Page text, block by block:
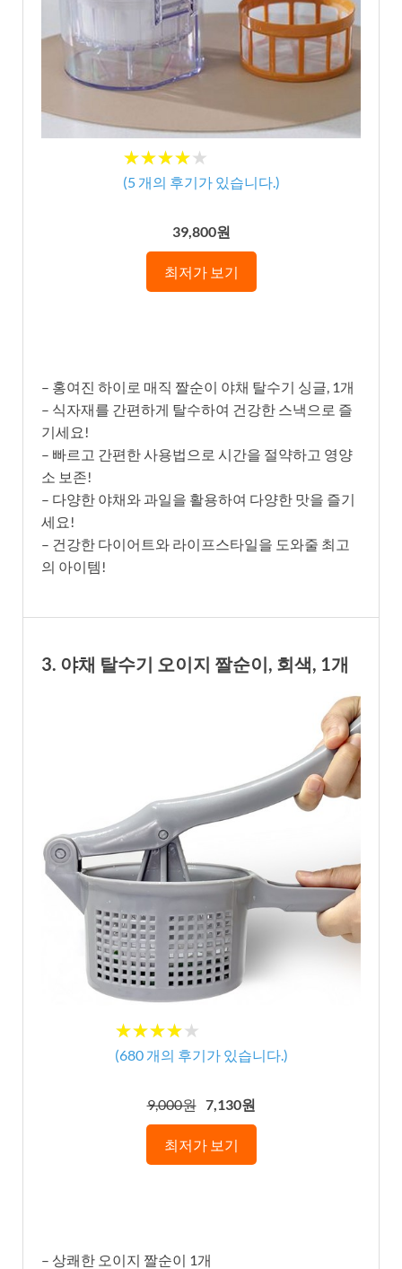
★★★★★
★★★★★
(5개의 후기가 있습니다.)
39,800원
최저가 보기
– 홍여진 하이로 매직 짤순이 야채 탈수기 싱글, 1개
– 식자재를 간편하게 탈수하여 건강한 스낵으로 즐
기세요!
– 빠르고 간편한 사용법으로 시간을 절약하고 영양
소 보존!
– 다양한 야채와 과일을 활용하여 다양한 맛을 즐기
세요!
– 건강한 다이어트와 라이프스타일을 도와줄 최고
의 아이템!
3. 야채 탈수기 오이지 짤순이, 회색, 1개
★★★★★
★★★★★
(680개의 후기가 있습니다.)
9,000원 7,130원
최저가 보기
– 상쾌한 오이지 짤순이 1개